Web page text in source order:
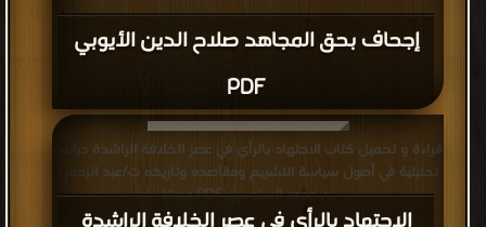
إجحاف بحق المجاهد صلاح الدين الأيوبي
PDF
قراءة و تحميل كتاب الاجتهاد بالرأي في عصر الخلافة الراشدة دراسة
تحليلية في أصول سياسة التشريع ومقاصده وتاريخه ت/عبد الرحمن
بن معمر السنوسي PDF مجانا